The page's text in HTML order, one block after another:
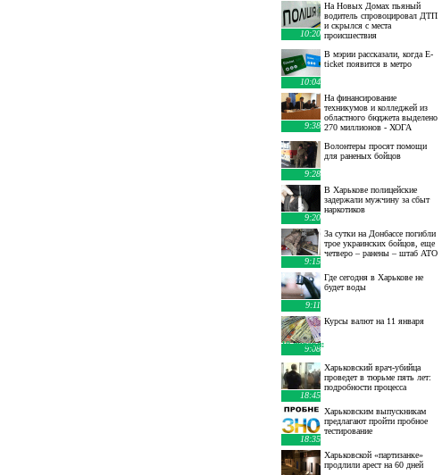
10:20
На Новых Домах пьяный
водитель спровоцировал ДТП
и скрылся с места
происшествия
10:04
В мэрии рассказали, когда E-
ticket появится в метро
9:38
На финансирование
техникумов и колледжей из
областного бюджета выделено
270 миллионов - ХОГА
9:28
Волонтеры просят помощи
для раненых бойцов
9:20
В Харькове полицейские
задержали мужчину за сбыт
наркотиков
9:15
За сутки на Донбассе погибли
трое украинских бойцов, еще
четверо – ранены – штаб АТО
9:11
Где сегодня в Харькове не
будет воды
9:08
Курсы валют на 11 января
10 января:
18:45
Харьковский врач-убийца
проведет в тюрьме пять лет:
подробности процесса
18:35
Харьковским выпускникам
предлагают пройти пробное
тестирование
Харьковской «партизанке»
продлили арест на 60 дней